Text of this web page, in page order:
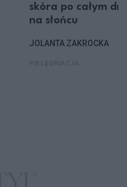
skóra po całym
na słońcu
JOLANTA ZAKROCKA